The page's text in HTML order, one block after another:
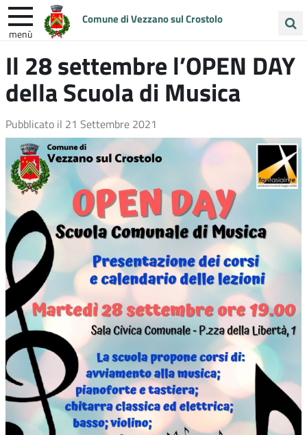
Comune di Vezzano sul Crostolo
menù
sito
ENTRA IN COMUNE VIVI VEZZANO
UNIONE COLLINE MATILDICHE
Il 28 settembre l’OPEN DAY
della Scuola di Musica
Pubblicato il 21 Settembre 2021